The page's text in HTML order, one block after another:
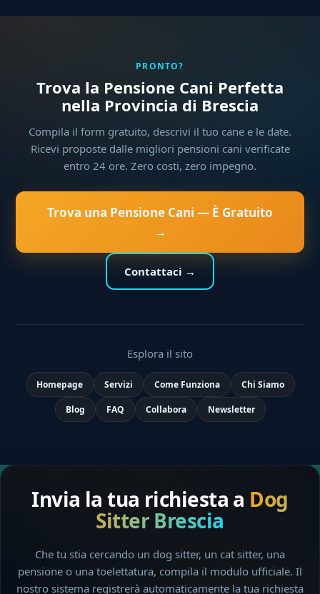
PRONTO?
Trova la Pensione Cani Perfetta
nella Provincia di Brescia
Compila il form gratuito, descrivi il tuo cane e le date.
Ricevi proposte dalle migliori pensioni cani verificate
entro 24 ore. Zero costi, zero impegno.
Trova una Pensione Cani — È Gratuito
→
Contattaci →
Esplora il sito
Homepage Servizi Come Funziona Chi Siamo
Blog FAQ Collabora Newsletter
Invia la tua richiesta a Dog
Sitter Brescia
Che tu stia cercando un dog sitter, un cat sitter, una
pensione o una toelettatura, compila il modulo ufficiale. Il
nostro sistema registrerà automaticamente la tua richiesta